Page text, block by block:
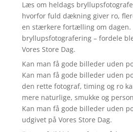
Læs om heldags
hvorfor fuld dækning giver ro,
en stærkere fortælling om dagen.
bryllupsfotografering – fordele
Vores Store Dag.
Kan man få gode billeder uden
Kan man få gode billeder uden
den rette fotograf, timing og ro
mere naturlige, smukke og
Kan man få gode billeder uden
udgivet på Vores Store Dag.